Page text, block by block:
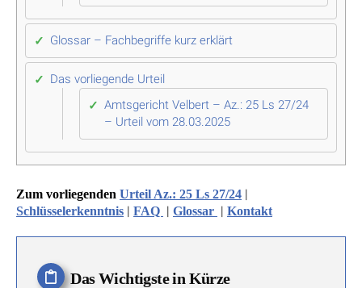
Glossar – Fachbegriffe kurz erklärt
Das vorliegende Urteil
Amtsgericht Velbert – Az.: 25 Ls 27/24
– Urteil vom 28.03.2025
Zum vorliegenden Urteil Az.: 25 Ls 27/24 |
Schlüsselerkenntnis | FAQ | Glossar | Kontakt
Das Wichtigste in Kürze